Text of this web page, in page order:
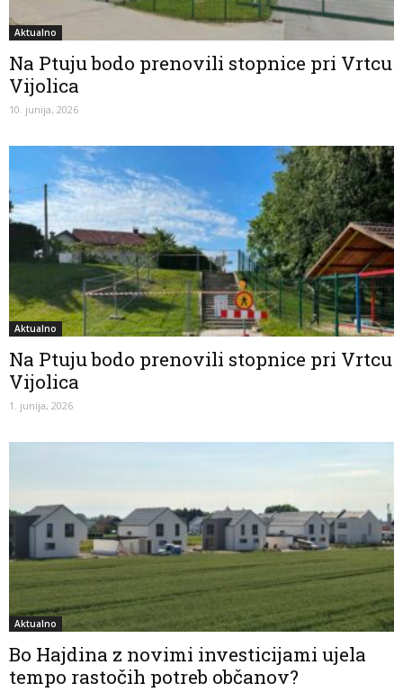
Aktualno
Na Ptuju bodo prenovili stopnice pri Vrtcu
Vijolica
10. junija, 2026
Aktualno
Na Ptuju bodo prenovili stopnice pri Vrtcu
Vijolica
1. junija, 2026
Aktualno
Bo Hajdina z novimi investicijami ujela
tempo rastočih potreb občanov?